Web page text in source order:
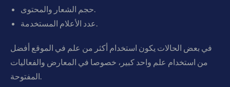
حجم الشعار والمحتوى.
عدد الأعلام المستخدمة.
في بعض الحالات يكون استخدام أكثر من علم في الموقع أفضل
من استخدام علم واحد كبير، خصوصا في المعارض والفعاليات
المفتوحة.